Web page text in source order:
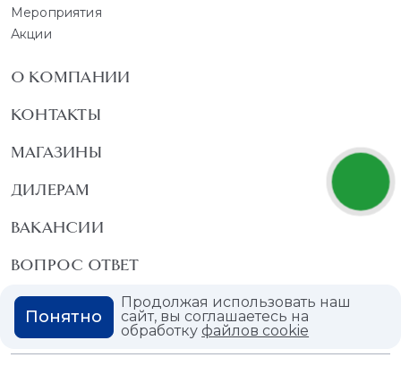
Мероприятия
Акции
О КОМПАНИИ
КОНТАКТЫ
МАГАЗИНЫ
ДИЛЕРАМ
ВАКАНСИИ
ВОПРОС ОТВЕТ
ГЛОССАРИЙ Продолжая использовать наш
сайт, вы соглашаетесь на
обработкуфайлов cookie
Понятно